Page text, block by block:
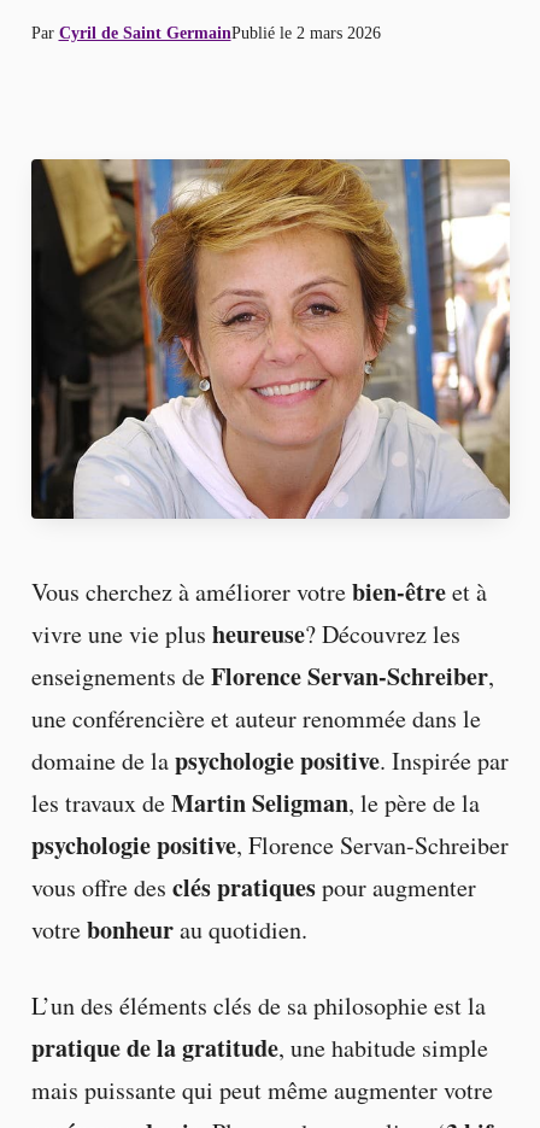
Par Cyril de Saint GermainPublié le 2 mars 2026
Vous cherchez à améliorer votrebien-êtreet à
vivre une vie plus heureuse? Découvrez les
enseignements deFlorence Servan-Schreiber,
une conférencière et auteur renommée dans le
domaine de lapsychologie positive. Inspirée par
les travaux deMartin Seligman, le père de la
psychologie positive, Florence Servan-Schreiber
vous offre des clés pratiquespour augmenter
votrebonheurau quotidien.
L’un des éléments clés de sa philosophie est la
pratique de la gratitude, une habitude simple
mais puissante qui peut même augmenter votre